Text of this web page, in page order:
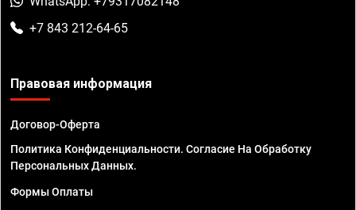
+7 843 212-64-65
Правовая информация
Договор-Оферта
Политика Конфиденциальности. Согласие На Обработку
Персональных Данных.
Формы Оплаты